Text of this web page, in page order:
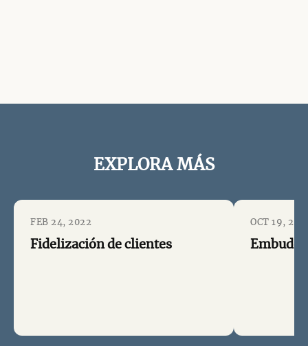
EXPLORA MÁS
FEB 24, 2022
Fidelización de clientes
OCT 19,
Embudo